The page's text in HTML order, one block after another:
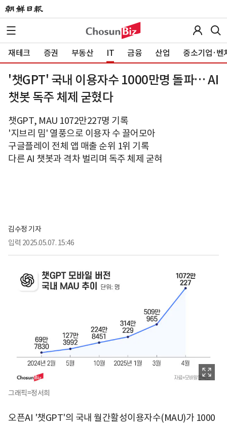
재테크 증권 부동산 IT 금융 산업 중소기업·벤
'챗GPT' 국내 이용자수 1000만명 돌파… AI
챗봇 독주 체제 굳혔다
챗GPT, MAU 1072만227명 기록
'지브리 밈' 열풍으로 이용자 수 끌어모아
구글플레이 전체 앱 매출 순위 1위 기록
다른 AI 챗봇과 격차 벌리며 독주 체제 굳혀
김수정 기자
입력 2025.05.07. 15:46
그래픽=정서희
오픈AI '챗GPT'의 국내 월간활성이용자수(MAU)가 1000